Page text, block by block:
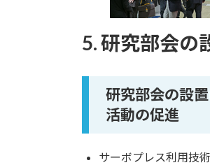
5. 研究部会の
研究部会の設
活動の促進
サーボプレス利用技